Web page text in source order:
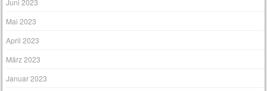
Juni 2023
Mai 2023
April 2023
März 2023
Januar 2023